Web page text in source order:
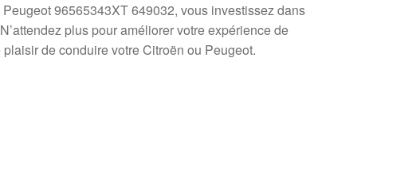
96565343XT 649032, vous investissez dans
plus pour améliorer votre expérience de
de conduire votre Citroën ou Peugeot.